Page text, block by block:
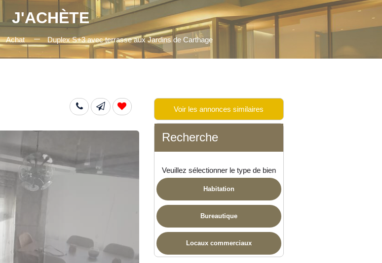
J'ACHÈTE
Achat Duplex S+3 avec terrasse aux Jardins de Carthage
Voir les annonces similaires
Recherche
Veuillez sélectionner le type de bien
Habitation
Bureautique
Locaux commerciaux